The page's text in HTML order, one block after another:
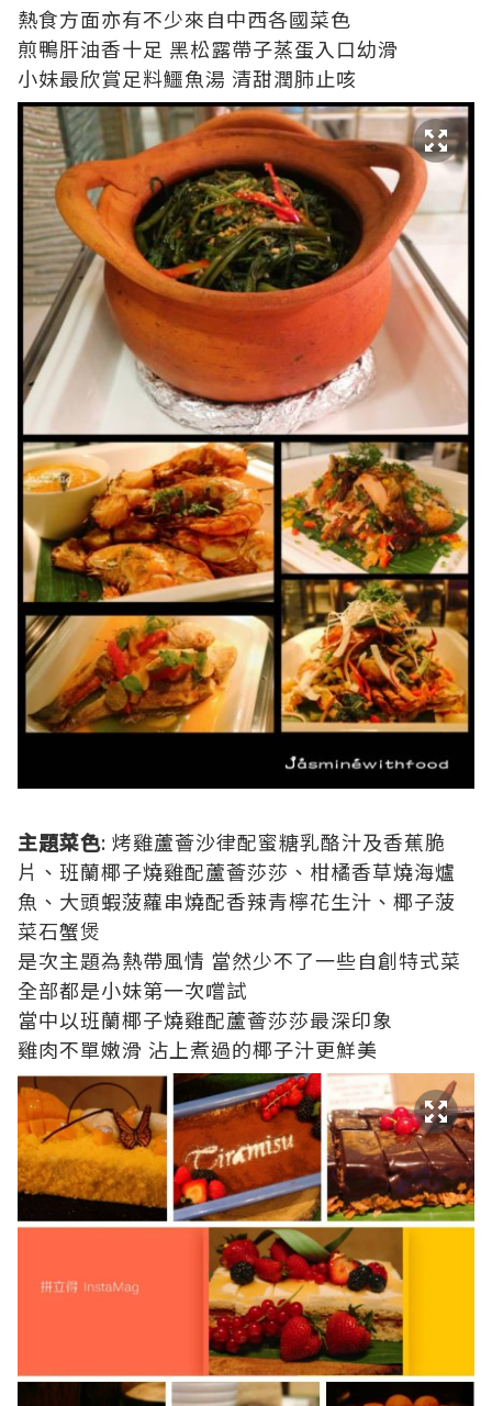
熱食方面亦有不少來自中西各國菜色
煎鴨肝油香十足 黑松露帶子蒸蛋入口幼滑
小妹最欣賞足料鱷魚湯 清甜潤肺止咳
主題菜色: 烤雞蘆薈沙律配蜜糖乳酪汁及香蕉脆
片、班蘭椰子燒雞配蘆薈莎莎、柑橘香草燒海爐
魚、大頭蝦菠蘿串燒配香辣青檸花生汁、椰子菠
菜石蟹煲
是次主題為熱帶風情 當然少不了一些自創特式菜
全部都是小妹第一次嚐試
當中以班蘭椰子燒雞配蘆薈莎莎最深印象
雞肉不單嫩滑 沾上煮過的椰子汁更鮮美